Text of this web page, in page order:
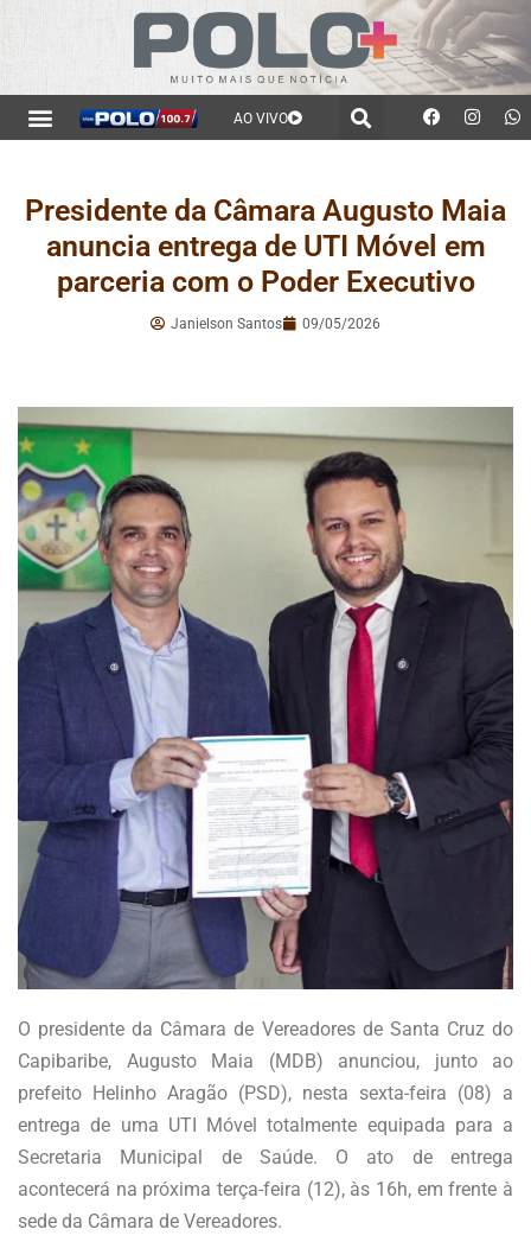
AO VIVO
Presidente da Câmara Augusto Maia
anuncia entrega de UTI Móvel em
parceria com o Poder Executivo
Janielson Santos 09/05/2026
O presidente da Câmara de Vereadores de Santa Cruz do
Capibaribe, Augusto Maia (MDB) anunciou, junto ao
prefeito Helinho Aragão (PSD), nesta sexta-feira (08) a
entrega de uma UTI Móvel totalmente equipada para a
Secretaria Municipal de Saúde. O ato de entrega
acontecerá na próxima terça-feira (12), às 16h, em frente à
sede da Câmara de Vereadores.